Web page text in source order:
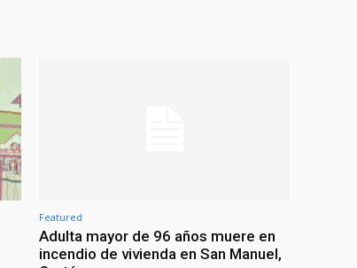
Featured
Adulta mayor de 96 años muere en
incendio de vivienda en San Manuel,